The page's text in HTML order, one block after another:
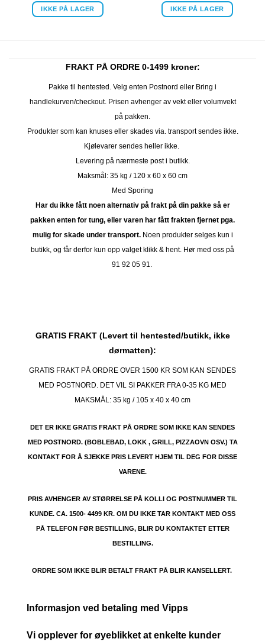
IKKE PÅ LAGER IKKE PÅ LAGER
FRAKT PÅ ORDRE 0-1499 kroner:
Pakke til hentested. Velg enten Postnord eller Bring i
handlekurven/checkout. Prisen avhenger av vekt eller volumvekt
på pakken.
Produkter som kan knuses eller skades via. transport sendes ikke.
Kjølevarer sendes heller ikke.
Levering på nærmeste post i butikk.
Maksmål: 35 kg / 120 x 60 x 60 cm
Med Sporing
Har du ikke fått noen alternativ på frakt på din pakke så er
pakken enten for tung, eller varen har fått frakten fjernet pga.
mulig for skade under transport.Noen produkter selges kun i
butikk, og får derfor kun opp valget klikk & hent. Hør med oss på
91 92 05 91.
GRATIS FRAKT (Levert til hentested/butikk, ikke
dørmatten):
GRATIS FRAKT PÅ ORDRE OVER 1500 KR SOM KAN SENDES
MED POSTNORD. DET VIL SI PAKKER FRA 0-35 KG MED
MAKSMÅL: 35 kg / 105 x 40 x 40 cm
DET ER IKKE GRATIS FRAKT PÅ ORDRE SOM IKKE KAN SENDES
MED POSTNORD. (BOBLEBAD, LOKK , GRILL, PIZZAOVN OSV.) TA
KONTAKT FOR Å SJEKKE PRIS LEVERT HJEM TIL DEG FOR DISSE
VARENE.
PRIS AVHENGER AV STØRRELSE PÅ KOLLI OG POSTNUMMER TIL
KUNDE. CA. 1500- 4499 KR. OM DU IKKE TAR KONTAKT MED OSS
PÅ TELEFON FØR BESTILLING, BLIR DU KONTAKTET ETTER
BESTILLING.
ORDRE SOM IKKE BLIR BETALT FRAKT PÅ BLIR KANSELLERT.
Informasjon ved betaling med Vipps
Vi opplever for øyeblikket at enkelte kunder